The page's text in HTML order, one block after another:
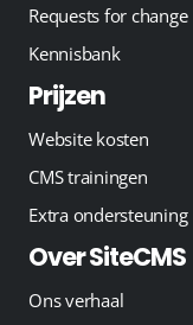
Requests for change
Kennisbank
Prijzen
Website kosten
CMS trainingen
Extra ondersteuning
Over SiteCMS
Ons verhaal